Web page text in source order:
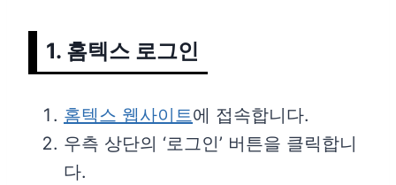
1. 홈텍스 로그인
홈텍스 웹사이트에 접속합니다.
우측 상단의 ‘로그인’ 버튼을 클릭합니
다.